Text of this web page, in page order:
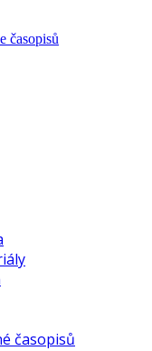
časopisů
časopisů